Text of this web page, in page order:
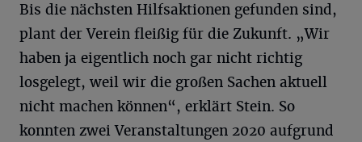
Bis die nächsten Hilfsaktionen gefunden sind,
plant der Verein fleißig für die Zukunft. „Wir
haben ja eigentlich noch gar nicht richtig
losgelegt, weil wir die großen Sachen aktuell
nicht machen können“, erklärt Stein. So
konnten zwei Veranstaltungen 2020 aufgrund